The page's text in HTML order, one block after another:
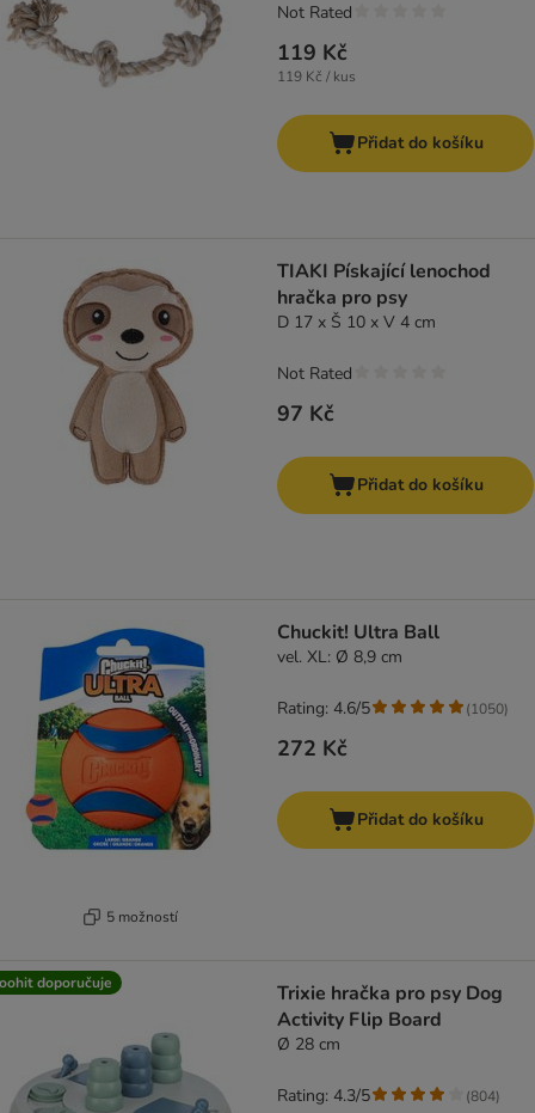
119 Kč
119 Kč / kus
Not Rated
Přidat do košíku
TIAKI Pískající lenochod
hračka pro psy
D 17 x Š 10 x V 4 cm
97 Kč
Not Rated
Přidat do košíku
5 možností
Chuckit! Ultra Ball
vel. XL: Ø 8,9 cm
272 Kč
Rating: 4.6/5 (1050)
Přidat do košíku
doporučuje
Trixie hračka pro psy Dog
Activity Flip Board
Ø 28 cm
Rating: 4.3/5 (804)